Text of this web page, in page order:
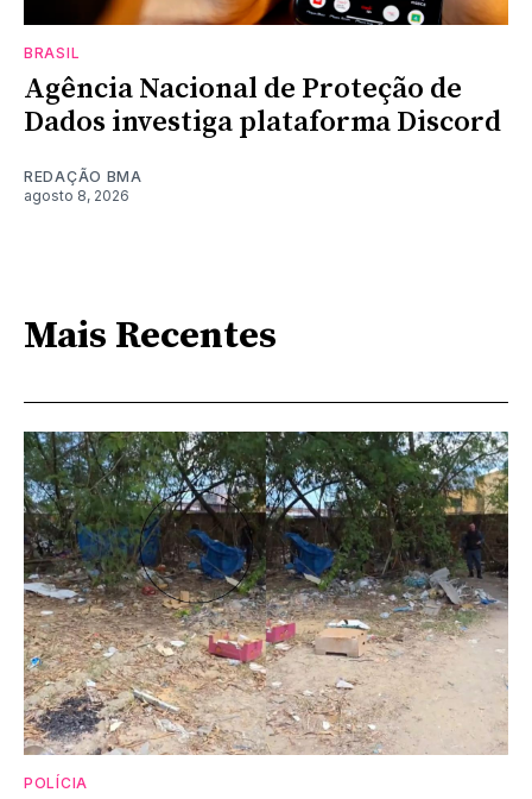
BRASIL
Agência Nacional de Proteção de
Dados investiga plataforma Discord
REDAÇÃO BMA
agosto 8, 2026
Mais Recentes
POLÍCIA